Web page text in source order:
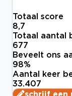
Totaal score
8,7
Totaal aantal
677
Beveelt ons
98%
Aantal keer
33.407
schrijf een